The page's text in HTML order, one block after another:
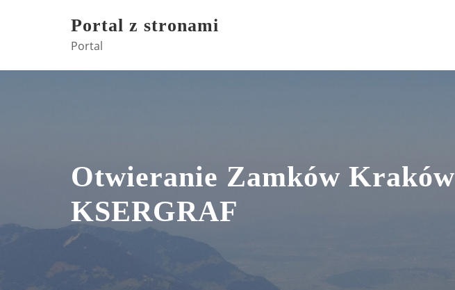
Portal z stronami
Portal
Otwieranie Zamków Kraków
KSERGRAF